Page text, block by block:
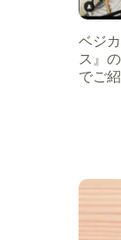
ベジ
ス』
でご